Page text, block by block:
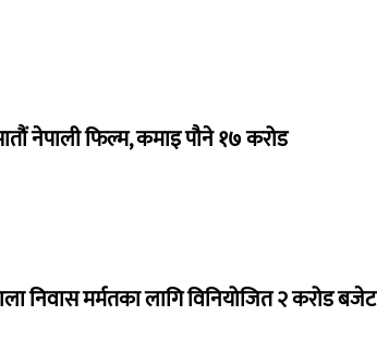
नेपाली फिल्म, कमाइ पौने १७ करोड
निवास मर्मतका लागि विनियोजित २ करोड बजेट